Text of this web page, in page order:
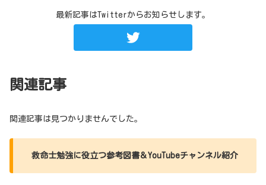
最新記事はTwitterからお知らせします。
関連記事
関連記事は見つかりませんでした。
救命士勉強に役立つ参考図書＆YouTubeチャンネル紹介